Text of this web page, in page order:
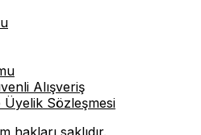
Alışveriş
Üyelik Sözleşmesi